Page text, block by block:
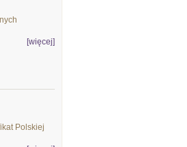
[więcej]
Polskiej